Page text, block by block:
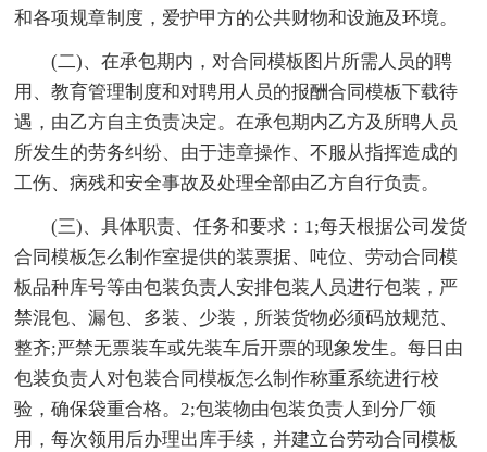
和各项规章制度，爱护甲方的公共财物和设施及环境。
(二)、在承包期内，对合同模板图片所需人员的聘
用、教育管理制度和对聘用人员的报酬合同模板下载待
遇，由乙方自主负责决定。在承包期内乙方及所聘人员
所发生的劳务纠纷、由于违章操作、不服从指挥造成的
工伤、病残和安全事故及处理全部由乙方自行负责。
(三)、具体职责、任务和要求：1;每天根据公司发货
合同模板怎么制作室提供的装票据、吨位、劳动合同模
板品种库号等由包装负责人安排包装人员进行包装，严
禁混包、漏包、多装、少装，所装货物必须码放规范、
整齐;严禁无票装车或先装车后开票的现象发生。每日由
包装负责人对包装合同模板怎么制作称重系统进行校
验，确保袋重合格。2;包装物由包装负责人到分厂领
用，每次领用后办理出库手续，并建立台劳动合同模板